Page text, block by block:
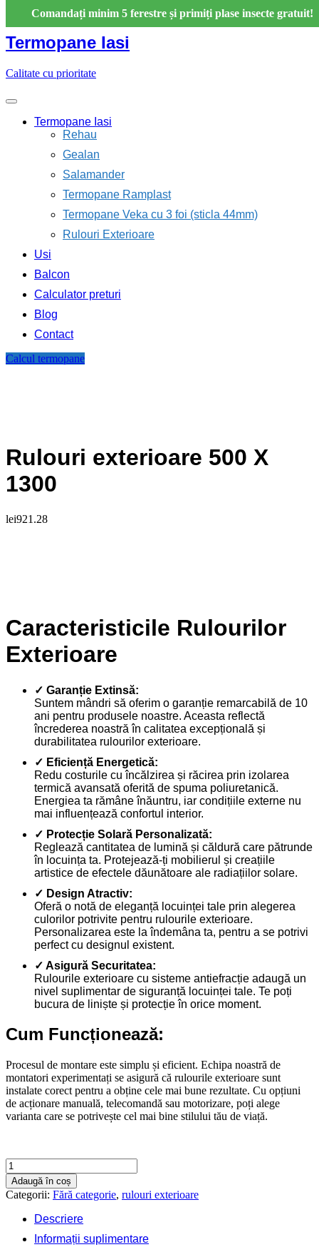
Comandați minim 5 ferestre și primiți plase insecte gratuit!
content
Termopane Iasi
Calitate cu prioritate
Termopane Iasi
Rehau
Gealan
Salamander
Termopane Ramplast
Termopane Veka cu 3 foi (sticla 44mm)
Rulouri Exterioare
Usi
Balcon
Calculator preturi
Blog
Contact
Calcul termopane
Rulouri exterioare 500 X
1300
lei921.28
Caracteristicile Rulourilor
Exterioare
✓ Garanție Extinsă:
Suntem mândri să oferim o garanție remarcabilă de 10
ani pentru produsele noastre. Aceasta reflectă
încrederea noastră în calitatea excepțională și
durabilitatea rulourilor exterioare.
✓ Eficiență Energetică:
Redu costurile cu încălzirea și răcirea prin izolarea
termică avansată oferită de spuma poliuretanică.
Energiea ta rămâne înăuntru, iar condițiile externe nu
mai influențează confortul interior.
✓ Protecție Solară Personalizată:
Reglează cantitatea de lumină și căldură care pătrunde
în locuința ta. Protejează-ți mobilierul și creațiile
artistice de efectele dăunătoare ale radiațiilor solare.
✓ Design Atractiv:
Oferă o notă de eleganță locuinței tale prin alegerea
culorilor potrivite pentru rulourile exterioare.
Personalizarea este la îndemâna ta, pentru a se potrivi
perfect cu designul existent.
✓ Asigură Securitatea:
Rulourile exterioare cu sisteme antiefracție adaugă un
nivel suplimentar de siguranță locuinței tale. Te poți
bucura de liniște și protecție în orice moment.
Cum Funcționează:
Procesul de montare este simplu și eficient. Echipa noastră de
montatori experimentați se asigură că rulourile exterioare sunt
instalate corect pentru a obține cele mai bune rezultate. Cu opțiuni
de acționare manuală, telecomandă sau motorizare, poți alege
varianta care se potrivește cel mai bine stilului tău de viață.
Cantitate
Rulouri
exterioare
500
Adaugă în coș
Categorii: Fără categorie, rulouri exterioare
Descriere
Informații suplimentare